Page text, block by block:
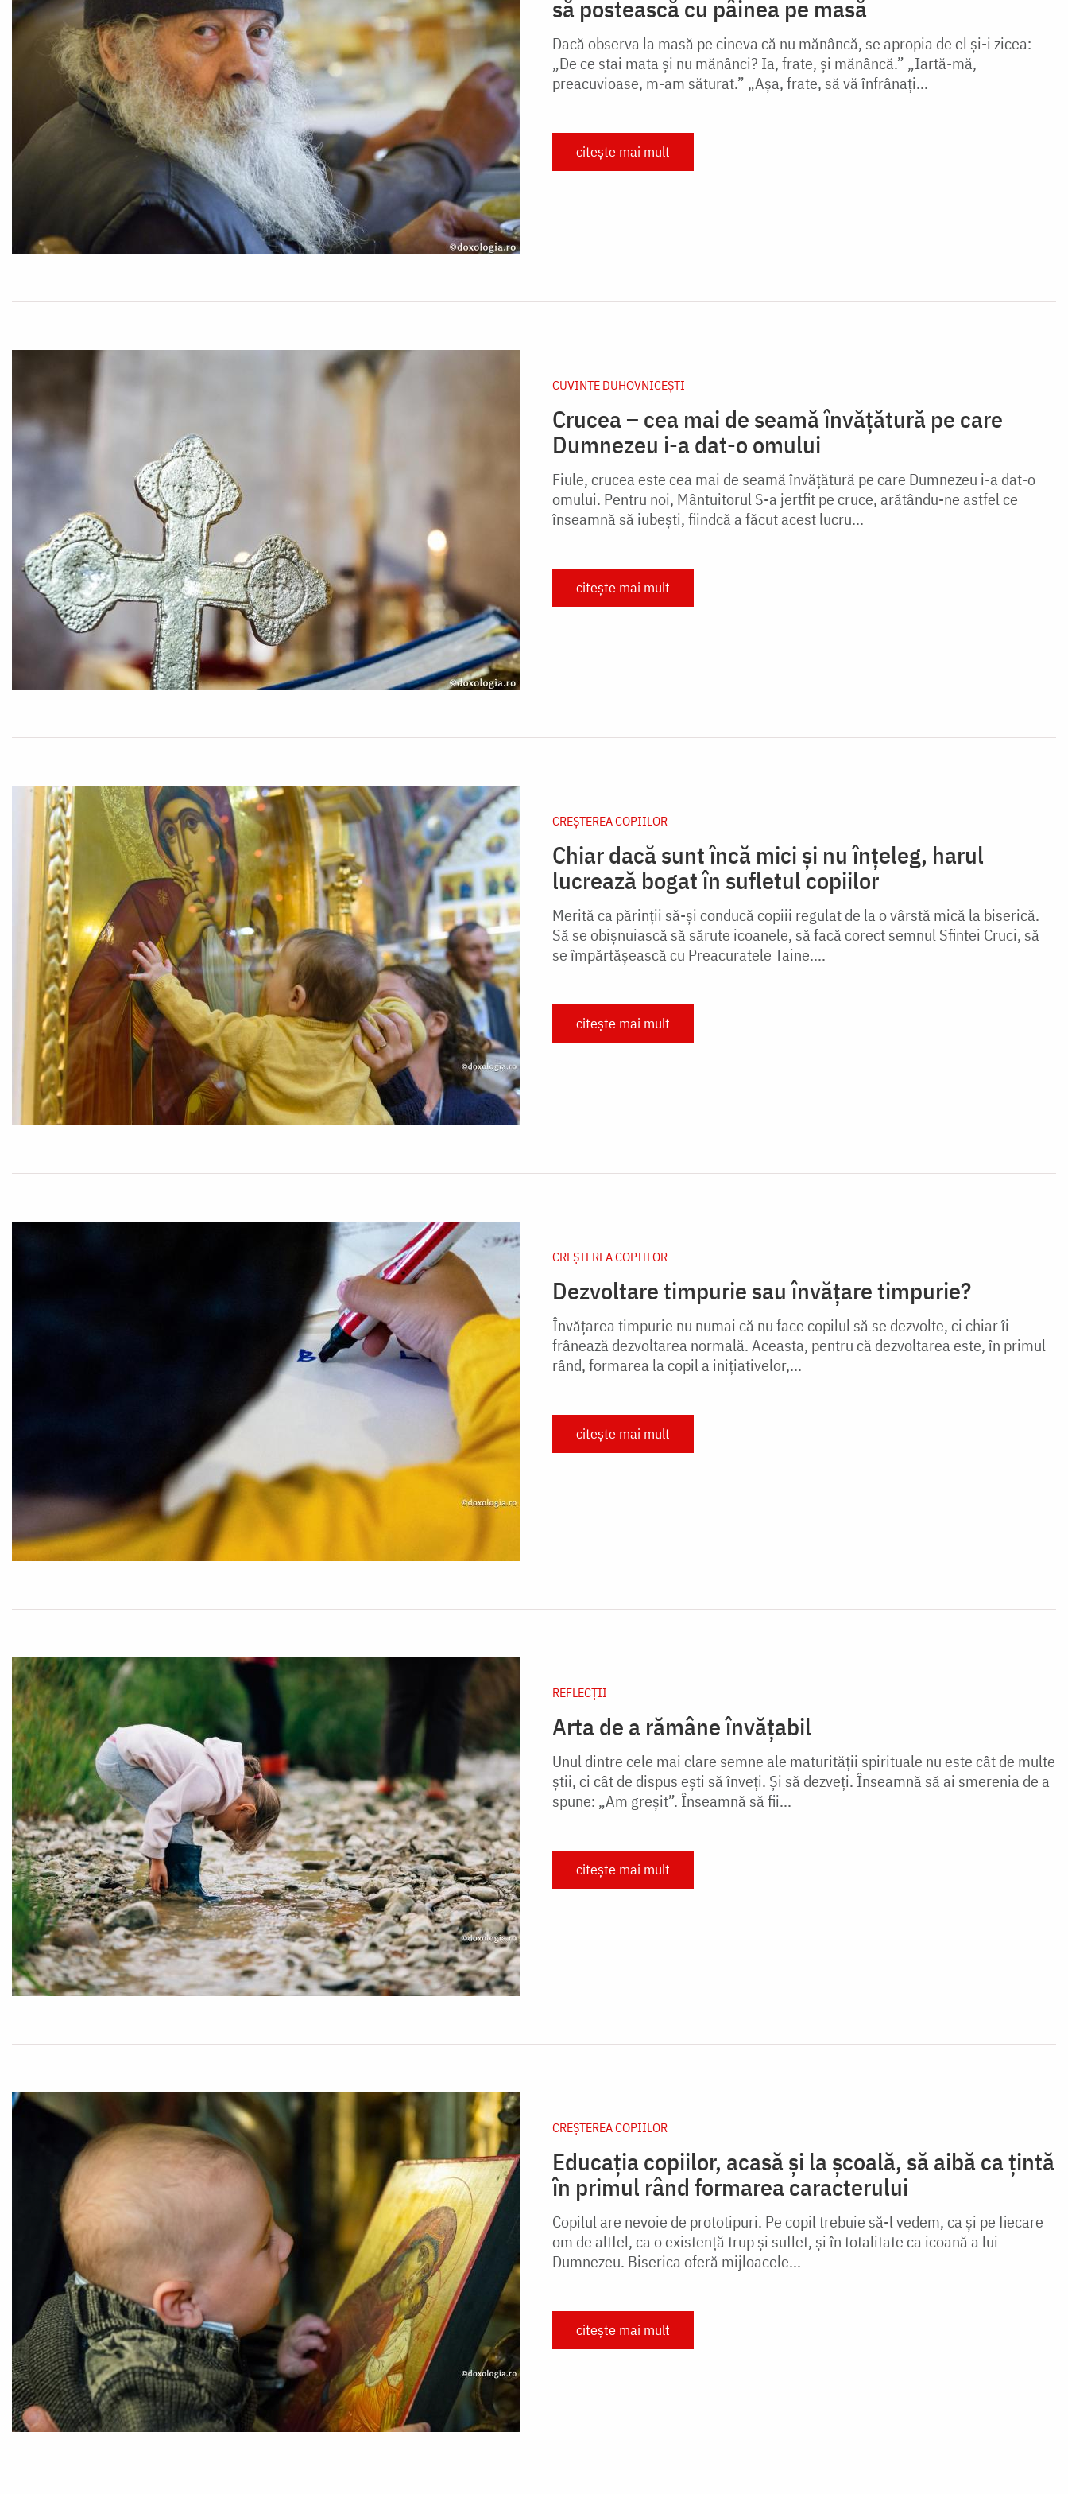
să postească cu pâinea pe masă
Dacă observa la masă pe cineva că nu mănâncă, se apropia de el şi-i zicea:
„De ce stai mata şi nu mănânci? Ia, frate, şi mănâncă.” „Iartă-mă,
preacuvioase, m-am săturat.” „Aşa, frate, să vă înfrânaţi...
citește mai mult
CUVINTE DUHOVNICEȘTI
Crucea – cea mai de seamă învățătură pe care
Dumnezeu i-a dat-o omului
Fiule, crucea este cea mai de seamă învățătură pe care Dumnezeu i-a dat-o
omului. Pentru noi, Mântuitorul S-a jertfit pe cruce, arătându-ne astfel ce
înseam­nă să iubești, fiindcă a făcut acest lucru...
citește mai mult
CREŞTEREA COPIILOR
Chiar dacă sunt încă mici și nu înțeleg, harul
lucrează bogat în sufletul copiilor
Merită ca părinții să-și conducă copiii regulat de la o vârstă mică la biserică.
Să se obișnuiască să sărute icoanele, să facă corect semnul Sfintei Cruci, să
se împărtășească cu Preacuratele Taine....
citește mai mult
CREŞTEREA COPIILOR
Dezvoltare timpurie sau învățare timpurie?
Învăţarea timpurie nu numai că nu face copilul să se dezvolte, ci chiar îi
frânează dezvoltarea normală. Aceasta, pentru că dezvoltarea este, în primul
rând, formarea la copil a iniţiativelor,...
citește mai mult
REFLECȚII
Arta de a rămâne învățabil
Unul dintre cele mai clare semne ale maturității spirituale nu este cât de multe
știi, ci cât de dispus ești să înveți. Și să dezveți. Înseamnă să ai smerenia de a
spune: „Am greșit”. Înseamnă să fii...
citește mai mult
CREŞTEREA COPIILOR
Educația copiilor, acasă și la școală, să aibă ca țintă
în primul rând formarea caracterului
Copilul are nevoie de prototipuri. Pe copil trebuie să-l vedem, ca și pe fiecare
om de altfel, ca o existență trup și suflet, și în totalitate ca icoană a lui
Dumnezeu. Biserica oferă mijloacele...
citește mai mult